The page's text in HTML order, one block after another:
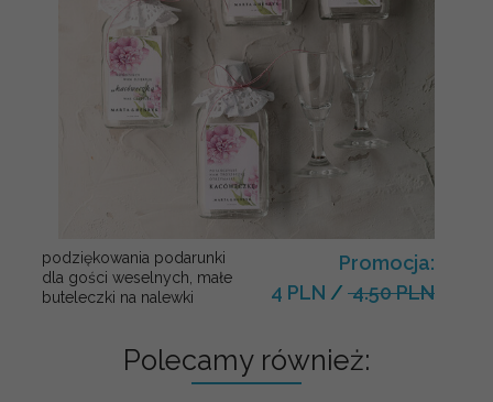
podziękowania podarunki
dla gości weselnych, małe
buteleczki na nalewki
Promocja:
4 PLN / 4.50 PLN
Polecamy również: